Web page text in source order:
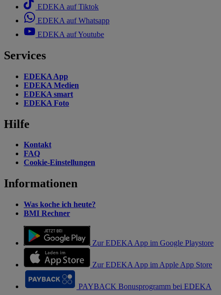
EDEKA auf Tiktok
EDEKA auf Whatsapp
EDEKA auf Youtube
Services
EDEKA App
EDEKA Medien
EDEKA smart
EDEKA Foto
Hilfe
Kontakt
FAQ
Cookie-Einstellungen
Informationen
Was koche ich heute?
BMI Rechner
Zur EDEKA App im Google Playstore
Zur EDEKA App im Apple App Store
PAYBACK Bonusprogramm bei EDEKA